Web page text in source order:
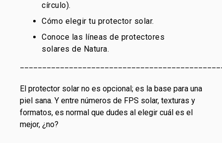
círculo).
Cómo elegir tu protector solar.
Conoce las líneas de protectores
solares de Natura.
El protector solar no es opcional; es la base para una
piel sana. Y entre números de FPS solar, texturas y
formatos, es normal que dudes al elegir cuál es el
mejor, ¿no?